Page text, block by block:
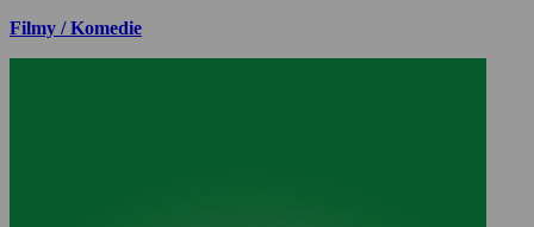
Filmy / Komedie